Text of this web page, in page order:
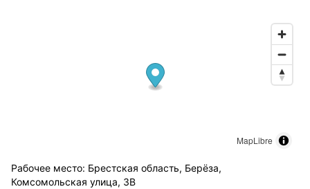
MapLibre
Рабочее место: Брестская область, Берёза,
Комсомольская улица, 3В